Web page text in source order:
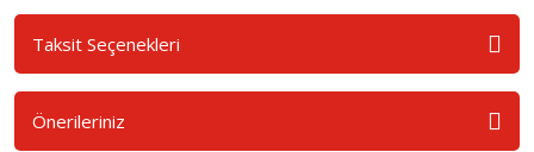
Taksit Seçenekleri
Önerileriniz